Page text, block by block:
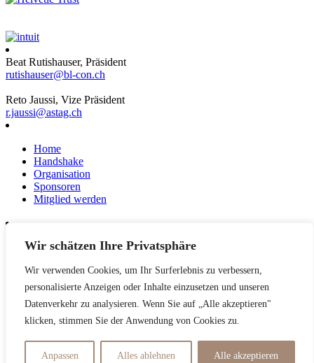
Wir schätzen Ihre Privatsphäre
Wir verwenden Cookies, um Ihr Surferlebnis zu verbessern,
personalisierte Anzeigen oder Inhalte einzusetzen und unseren
Datenverkehr zu analysieren. Wenn Sie auf „Alle akzeptieren"
klicken, stimmen Sie der Anwendung von Cookies zu.
Anpassen Alles ablehnen Alle akzeptieren
Beat Rutishauser, Präsident
rutishauser@bl-con.ch
Reto Jaussi, Vize Präsident
r.jaussi@astag.ch
Home
Handshake
Organisation
Sponsoren
Mitglied werden
News
Netzwerk
Kontakt
Datenschutzerklärung